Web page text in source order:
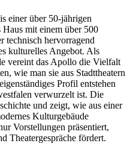
einer über 50-jährigen
mit einem über 500
technisch hervorragend
kulturelles Angebot. Als
vereint das Apollo die Vielfalt
wie man sie aus Stadttheatern
Profil entstehen
verwurzelt ist. Die
und zeigt, wie aus einer
Kulturgebäude
Vorstellungen präsentiert,
Theatergespräche fördert.